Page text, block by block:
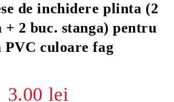
de inchidere plinta (2
+ 2 buc. stanga) pentru
culoare fag
3.00 lei